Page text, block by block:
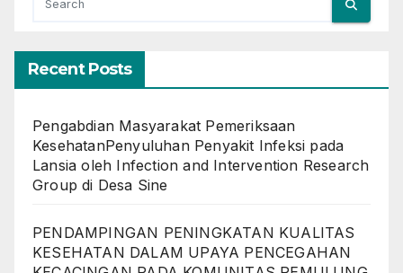
Recent Posts
Pengabdian Masyarakat Pemeriksaan
KesehatanPenyuluhan Penyakit Infeksi pada
Lansia oleh Infection and Intervention Research
Group di Desa Sine
PENDAMPINGAN PENINGKATAN KUALITAS
KESEHATAN DALAM UPAYA PENCEGAHAN